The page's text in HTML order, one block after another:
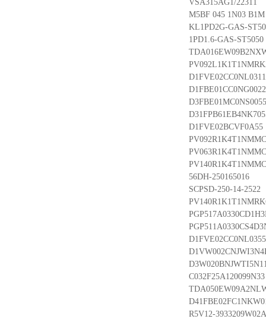
VSA315AG1/22311
M5BF 045 1N03
KL1PD2G-GAS-
1PD1.6-GAS-ST5050
D1FVE02CC0NL0311
D1FBE01CC0NG0022
D3FBE01MC0NS0055
D1FVE02BCVF0A55
56DH-250165016
SCPSD-250-14-2522
D1FVE02CC0NL0355
C032F25A120099N33
R5V12-